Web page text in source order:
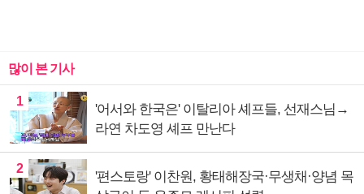
많이 본 기사
1
'어서와 한국은' 이탈리아 셰프들, 선재스님→
라연 차도영 셰프 만난다
2
'편스토랑' 이찬원, 황태해장국·무생채·양념 목